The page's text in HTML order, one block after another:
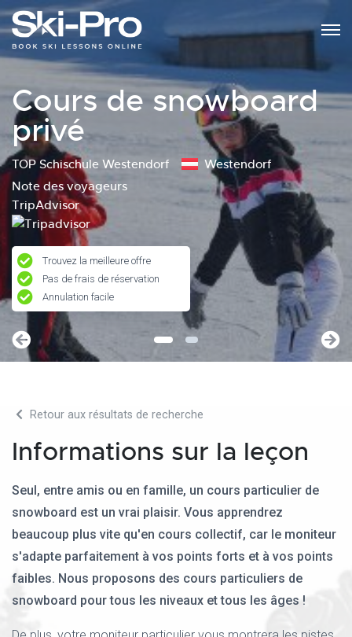
Cours de snowboard
privé
TOP Schischule Westendorf
Westendorf
Note des voyageurs
TripAdvisor
Trouvez la meilleure offre
Pas de frais de réservation
Annulation facile
Retour aux résultats de recherche
Informations sur la leçon
Seul, entre amis ou en famille, un cours particulier de
snowboard est un vrai plaisir. Vous apprendrez
beaucoup plus vite qu'en cours collectif, car le moniteur
s'adapte parfaitement à vos points forts et à vos points
faibles. Nous proposons des cours particuliers de
snowboard pour tous les niveaux et tous les âges !